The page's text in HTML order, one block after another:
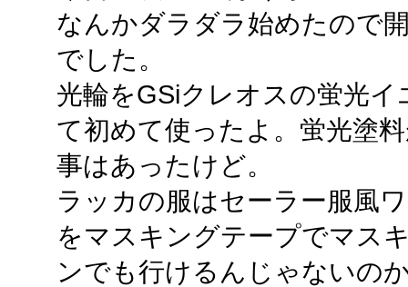
なんかダラダラ始めたので
でした。
光輪をGSiクレオスの蛍光
て初めて使ったよ。蛍光塗
事はあったけど。
ラッカの服はセーラー服風
をマスキングテープでマス
ンでも行けるんじゃないの